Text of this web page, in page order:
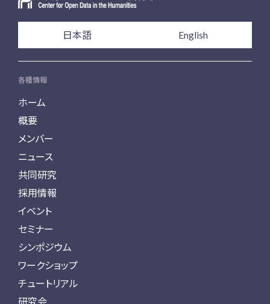
日本語 English
各種情報
ホーム
概要
メンバー
ニュース
共同研究
採用情報
イベント
セミナー
シンポジウム
ワークショップ
チュートリアル
研究会